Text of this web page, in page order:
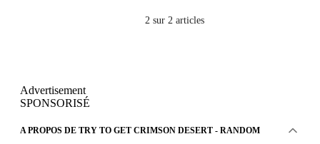
2 sur 2 articles
Advertisement
SPONSORISÉ
A PROPOS DE TRY TO GET CRIMSON DESERT - RANDOM